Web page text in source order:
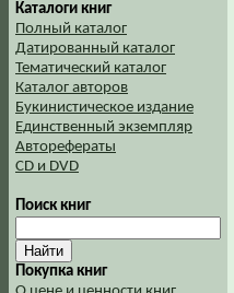
Каталоги книг
Полный каталог
Датированный каталог
Тематический каталог
Каталог авторов
Букинистическое издание
Единственный экземпляр
Авторефераты
CD и DVD
Поиск книг
Покупка книг